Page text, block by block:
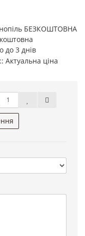
БЕЗКОШТОВНА
до 3 днів
Актуальна ціна